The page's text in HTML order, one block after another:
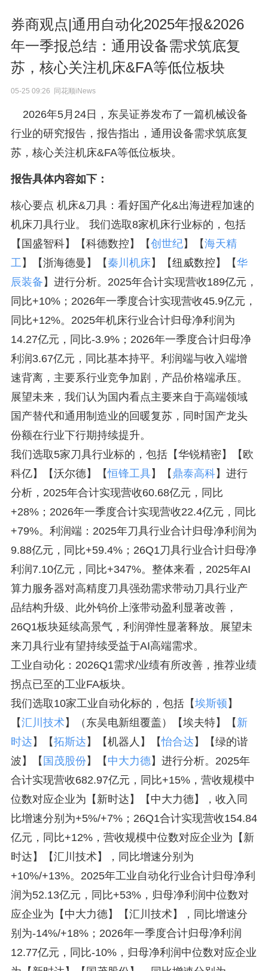
券商观点|通用自动化2025年报&2026
年一季报总结：通用设备需求筑底复
苏，核心关注机床&FA等低位板块
05-25 09:26 同花顺iNews
2026年5月24日，东吴证券发布了一篇机械设备
行业的研究报告，报告指出，通用设备需求筑底复
苏，核心关注机床&FA等低位板块。
报告具体内容如下：
核心要点 机床&刀具：看好国产化&出海进程加速的
机床刀具行业。 我们选取8家机床行业标的，包括
【国盛智科】【科德数控】【创世纪】【海天精
工 】【浙海德曼】【 秦川机床 】【纽威数控】【华
辰装备 】进行分析。2025年合计实现营收189亿元，
同比+10%；2026年一季度合计实现营收45.9亿元，
同比+12%。2025年机床行业合计归母净利润为
14.27亿元，同比-3.9%；2026年一季度合计归母净
利润3.67亿元，同比基本持平。利润端与收入端增
速背离，主要系行业竞争加剧，产品价格端承压。
展望未来，我们认为国内看点主要来自于高端领域
国产替代和通用制造业的回暖复苏，同时国产龙头
份额在行业下行期持续提升。
我们选取5家刀具行业标的，包括【华锐精密】【欧
科亿】【沃尔德】【恒锋工具】【 鼎泰高科】进行
分析，2025年合计实现营收60.68亿元，同比
+28%；2026年一季度合计实现营收22.4亿元，同比
+79%。利润端：2025年刀具行业合计归母净利润为
9.88亿元，同比+59.4%；26Q1刀具行业合计归母净
利润7.10亿元，同比+347%。整体来看，2025年AI
算力服务器对高精度刀具强劲需求带动刀具行业产
品结构升级、此外钨价上涨带动盈利显著改善，
26Q1板块延续高景气，利润弹性显著释放。展望未
来刀具行业有望持续受益于AI高端需求。
工业自动化：2026Q1需求/业绩有所改善，推荐业绩
拐点已至的工业FA板块。
我们选取10家工业自动化标的，包括【埃斯顿 】
【汇川技术】（东吴电新组覆盖）【埃夫特】【 新
时达 】【拓斯达 】【机器人】【怡合达 】【绿的谐
波】【 国茂股份】【 中大力德】进行分析。2025年
合计实现营收682.97亿元，同比+15%，营收规模中
位数对应企业为【新时达】【中大力德】，收入同
比增速分别为+5%/+7%；26Q1合计实现营收154.84
亿元，同比+12%，营收规模中位数对应企业为【新
时达】【汇川技术】，同比增速分别为
+10%/+13%。2025年工业自动化行业合计归母净利
润为52.13亿元，同比+53%，归母净利润中位数对
应企业为【中大力德】【汇川技术】，同比增速分
别为-14%/+18%；2026年一季度合计归母净利润
12.77亿元，同比-10%，归母净利润中位数对应企业